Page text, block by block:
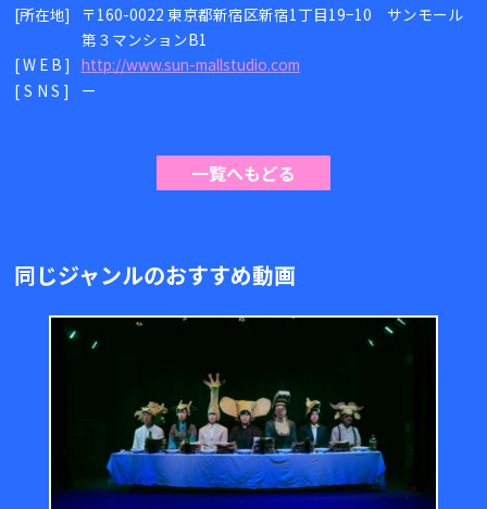
[所在地]
〒160-0022 東京都新宿区新宿1丁目19−10 サンモール
第３マンションB1
[WEB] http://www.sun-mallstudio.com
[SNS]
ー
一覧へもどる
同じジャンルのおすすめ動画